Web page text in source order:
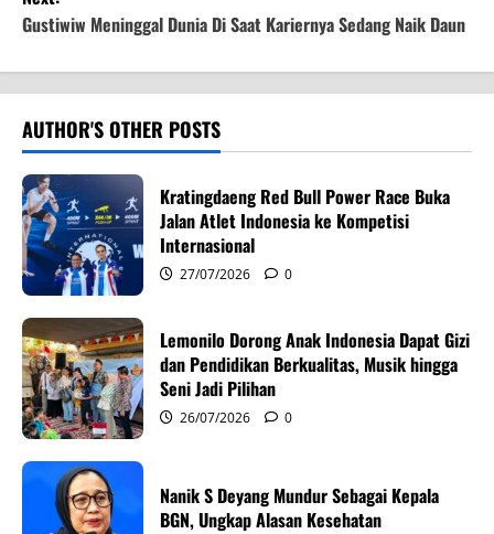
t
n
a
v
i
g
a
t
i
o
n
Gustiwiw Meninggal Dunia Di Saat Kariernya Sedang Naik Daun
AUTHOR'S OTHER POSTS
Kratingdaeng Red Bull Power Race Buka
Jalan Atlet Indonesia ke Kompetisi
Internasional
27/07/2026 0
Lemonilo Dorong Anak Indonesia Dapat Gizi
dan Pendidikan Berkualitas, Musik hingga
Seni Jadi Pilihan
26/07/2026 0
Nanik S Deyang Mundur Sebagai Kepala
BGN, Ungkap Alasan Kesehatan